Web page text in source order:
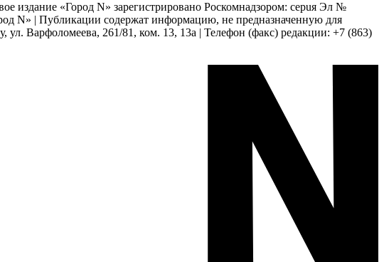
издание «Город N» зарегистрировано Роскомнадзором: серuя Эл №
N» | Публикации содержат информацию, не предназначенную для
ул. Варфоломеева, 261/81, ком. 13, 13а | Телефон (факс) редакции: +7 (863)